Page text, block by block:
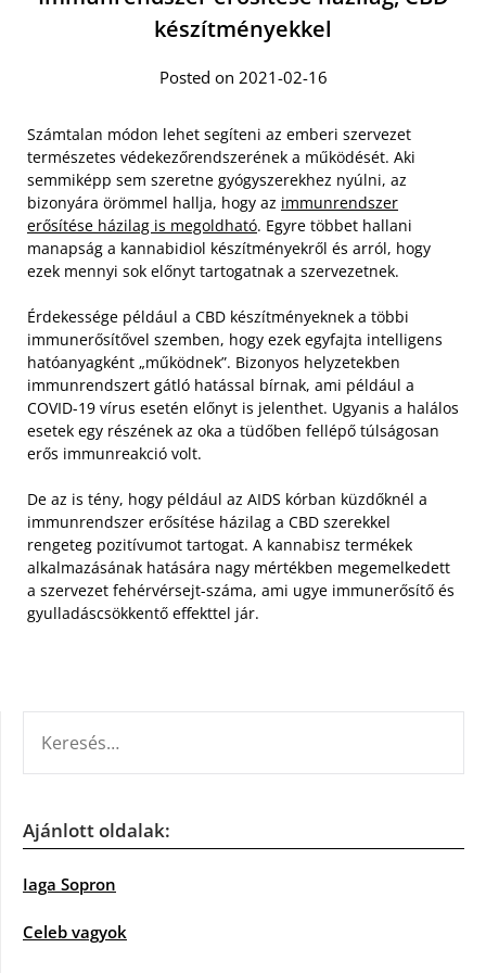
készítményekkel
Posted on 2021-02-16
Számtalan módon lehet segíteni az emberi szervezet
természetes védekezőrendszerének a működését. Aki
semmiképp sem szeretne gyógyszerekhez nyúlni, az
bizonyára örömmel hallja, hogy az immunrendszer
erősítése házilag is megoldható. Egyre többet hallani
manapság a kannabidiol készítményekről és arról, hogy
ezek mennyi sok előnyt tartogatnak a szervezetnek.
Érdekessége például a CBD készítményeknek a többi
immunerősítővel szemben, hogy ezek egyfajta intelligens
hatóanyagként „működnek”. Bizonyos helyzetekben
immunrendszert gátló hatással bírnak, ami például a
COVID-19 vírus esetén előnyt is jelenthet. Ugyanis a halálos
esetek egy részének az oka a tüdőben fellépő túlságosan
erős immunreakció volt.
De az is tény, hogy például az AIDS kórban küzdőknél a
immunrendszer erősítése házilag a CBD szerekkel
rengeteg pozitívumot tartogat. A kannabisz termékek
alkalmazásának hatására nagy mértékben megemelkedett
a szervezet fehérvérsejt-száma, ami ugye immunerősítő és
gyulladáscsökkentő effekttel jár.
Ajánlott oldalak:
Iaga Sopron
Celeb vagyok